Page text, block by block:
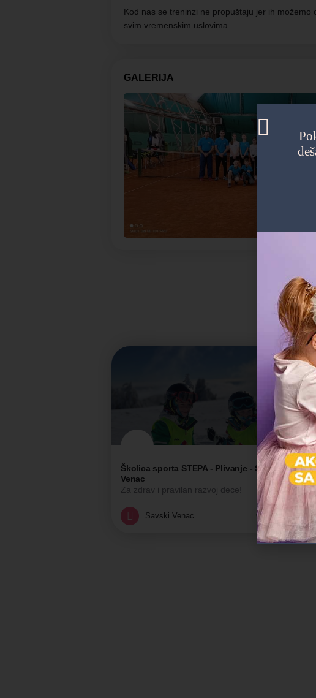
Kod nas se treninzi ne propuštaju jer ih možemo
svim vremenskim uslovima.
GALERIJA
Školica sporta STEPA - Plivanje - Savski
Venac
Za zdrav i pravilan razvoj dece!
Škola sporta
Savski Venac